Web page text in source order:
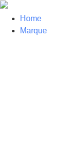
Home
Marque